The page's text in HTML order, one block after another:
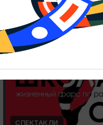
ОТ 300₽
СПЕКТАКЛИ